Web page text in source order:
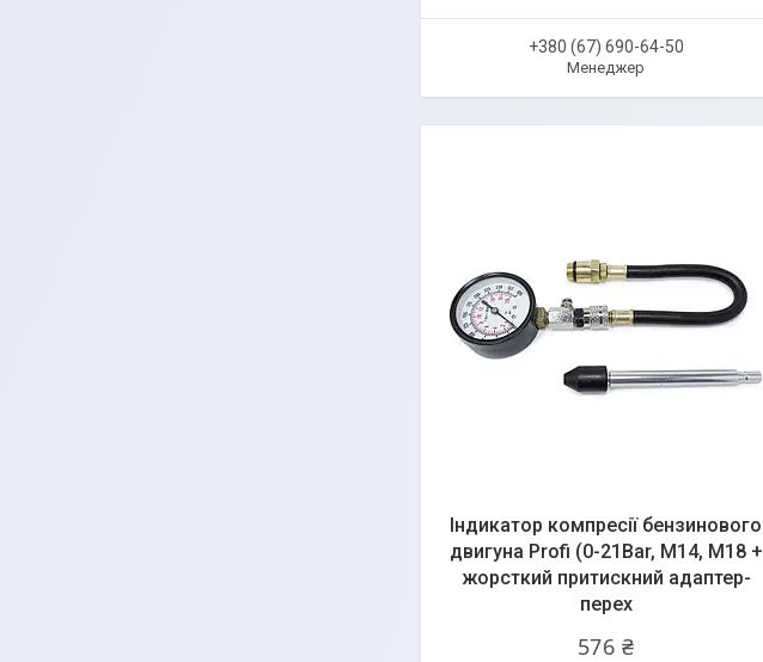
+380 (67) 690-64-50
Менеджер
Індикатор компресії бензинового
двигуна Profi (0-21Bar, М14, М18 +
жорсткий притискний адаптер-
перех
576 ₴